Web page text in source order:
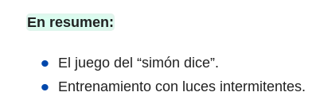
En resumen:
El juego del “simón dice”.
Entrenamiento con luces intermitentes.